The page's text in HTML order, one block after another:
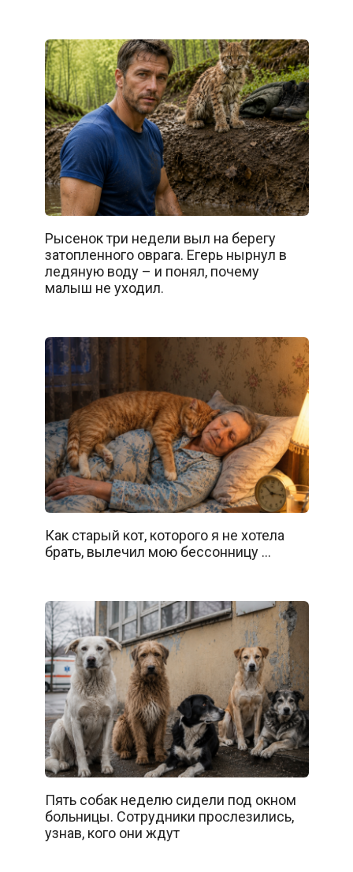
Рысенок три недели выл на берегу
затопленного оврага. Егерь нырнул в
ледяную воду – и понял, почему
малыш не уходил.
Как старый кот, которого я не хотела
брать, вылечил мою бессонницу …
Пять собак неделю сидели под окном
больницы. Сотрудники прослезились,
узнав, кого они ждут